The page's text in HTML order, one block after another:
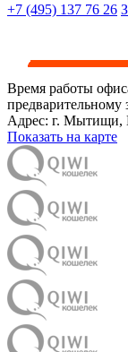
+7 (495) 137 76 26
Время работы
предварительному
Адрес: г. Мытищи,
Показать на карте